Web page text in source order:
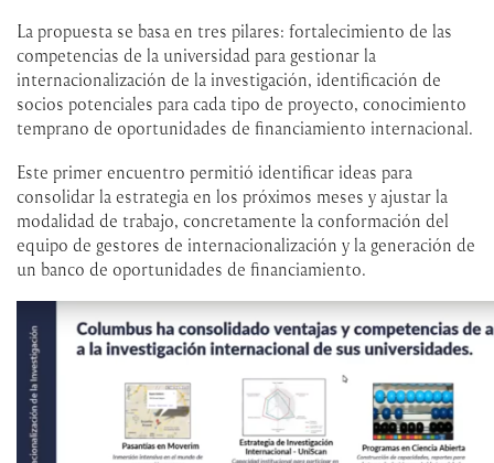
La propuesta se basa en tres pilares: fortalecimiento de las
competencias de la universidad para gestionar la
internacionalización de la investigación, identificación de
socios potenciales para cada tipo de proyecto, conocimiento
temprano de oportunidades de financiamiento internacional.
Este primer encuentro permitió identificar ideas para
consolidar la estrategia en los próximos meses y ajustar la
modalidad de trabajo, concretamente la conformación del
equipo de gestores de internacionalización y la generación de
un banco de oportunidades de financiamiento.